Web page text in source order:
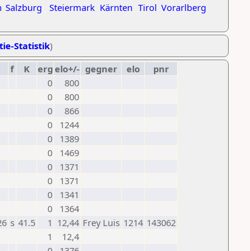
Salzburg Steiermark Kärnten Tirol Vorarlberg
Statistik)
f K erg elo+/- gegner elo
pnr
0
800
0
800
0
866
0
1244
0
1389
0
1469
0
1371
0
1371
0
1341
0
1364
s 41.5 1 12,44 Frey Luis 1214 143062
1
12,4